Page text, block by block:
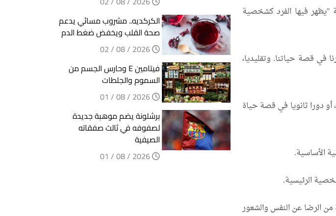
"يظهر فيها الفرد كشخصية
في قصة حياتنا. وتقليديا،
دورا ثانويا في قصة حياة
الأساسية.
من الرضا عن النفس والشعور
الكركديه.. مشروب مسائي يدعم
صحة القلب ويخفض ضغط الدم
فيتامين E وحارس الجسم من
السموم والجلطات
برشلونة يضم موهبة جديدة
لصفوفه في ثالث صفقاته
الصيفية